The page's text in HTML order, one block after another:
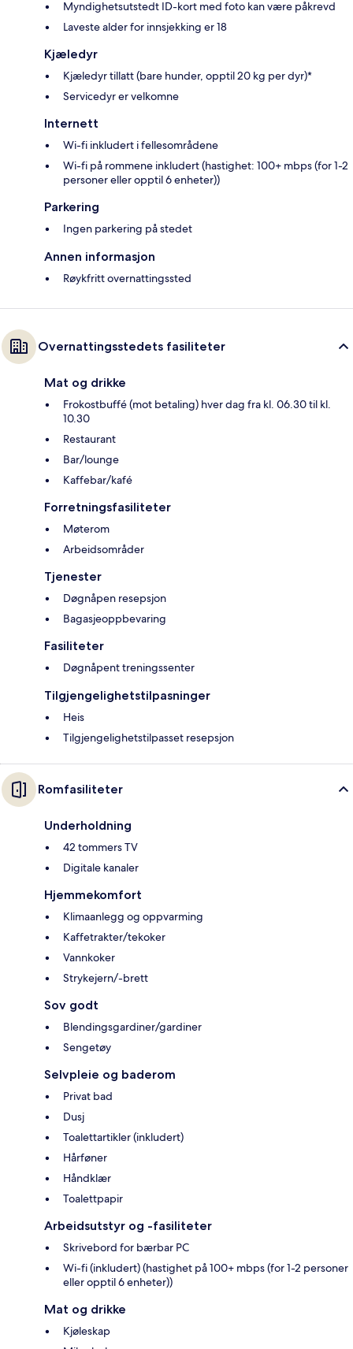
Myndighetsutstedt ID-kort med foto kan være påkrevd
Laveste alder for innsjekking er 18
Kjæledyr
Kjæledyr tillatt (bare hunder, opptil 20 kg per dyr)*
Servicedyr er velkomne
Internett
Wi-fi inkludert i fellesområdene
Wi-fi på rommene inkludert (hastighet: 100+ mbps (for 1-2
personer eller opptil 6 enheter))
Parkering
Ingen parkering på stedet
Annen informasjon
Røykfritt overnattingssted
Overnattingsstedets fasiliteter
Mat og drikke
Frokostbuffé (mot betaling) hver dag fra kl. 06.30 til kl.
10.30
Restaurant
Bar/lounge
Kaffebar/kafé
Forretningsfasiliteter
Møterom
Arbeidsområder
Tjenester
Døgnåpen resepsjon
Bagasjeoppbevaring
Fasiliteter
Døgnåpent treningssenter
Tilgjengelighetstilpasninger
Heis
Tilgjengelighetstilpasset resepsjon
Romfasiliteter
Underholdning
42 tommers TV
Digitale kanaler
Hjemmekomfort
Klimaanlegg og oppvarming
Kaffetrakter/tekoker
Vannkoker
Strykejern/-brett
Sov godt
Blendingsgardiner/gardiner
Sengetøy
Selvpleie og baderom
Privat bad
Dusj
Toalettartikler (inkludert)
Hårføner
Håndklær
Toalettpapir
Arbeidsutstyr og -fasiliteter
Skrivebord for bærbar PC
Wi-fi (inkludert) (hastighet på 100+ mbps (for 1-2 personer
eller opptil 6 enheter))
Mat og drikke
Kjøleskap